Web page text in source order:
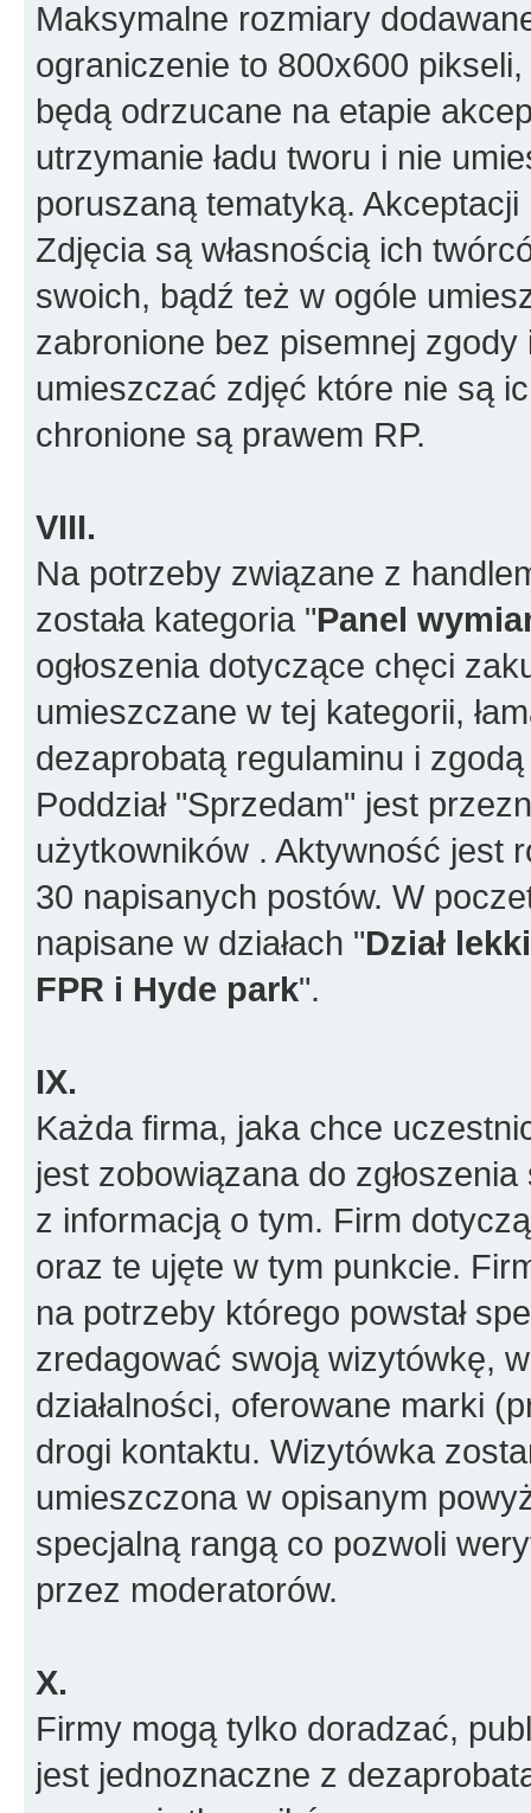
Maksymalne rozmiary
ograniczenie to 800x600
będą odrzucane na etapie
utrzymanie ładu tworu i nie
poruszaną tematyką.
Zdjęcia są własnością ich
swoich, bądź też w ogóle
zabronione bez pisemnej
umieszczać zdjęć które nie są
chronione są prawem RP.
VIII.
Na potrzeby związane z
została kategoria "Panel
ogłoszenia dotyczące chęci
umieszczane w tej kategorii,
dezaprobatą regulaminu i
Poddział "Sprzedam" jest
użytkowników . Aktywność jest
30 napisanych postów. W
napisane w działach "Dział
FPR i Hyde park".
IX.
Każda firma, jaka chce
jest zobowiązana do
z informacją o tym. Firm
oraz te ujęte w tym punkcie.
na potrzeby którego powstał
zredagować swoją wizytówkę,
działalności, oferowane marki
drogi kontaktu. Wizytówka
umieszczona w opisanym
specjalną rangą co pozwoli
przez moderatorów.
X.
Firmy mogą tylko doradzać,
jest jednoznaczne z